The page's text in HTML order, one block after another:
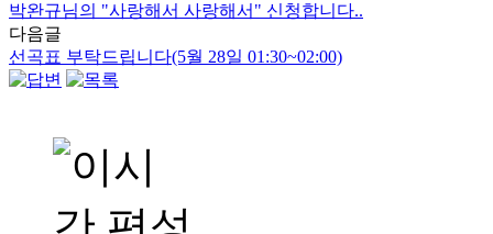
박완규님의 "사랑해서 사랑해서" 신청합니다..
다음글
선곡표 부탁드립니다(5월 28일 01:30~02:00)